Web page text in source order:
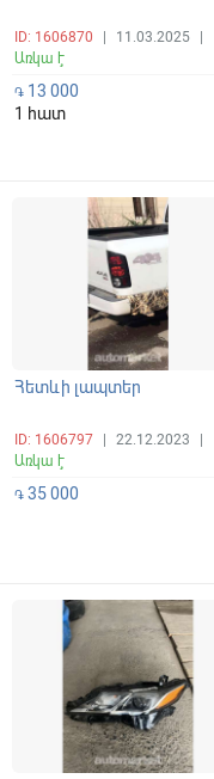
ID: 1606870 11.03.2025
Առկա է
֏ 13 000
1 հատ
Հետևի լապտեր
ID: 1606797 22.12.2023
Առկա է
֏ 35 000